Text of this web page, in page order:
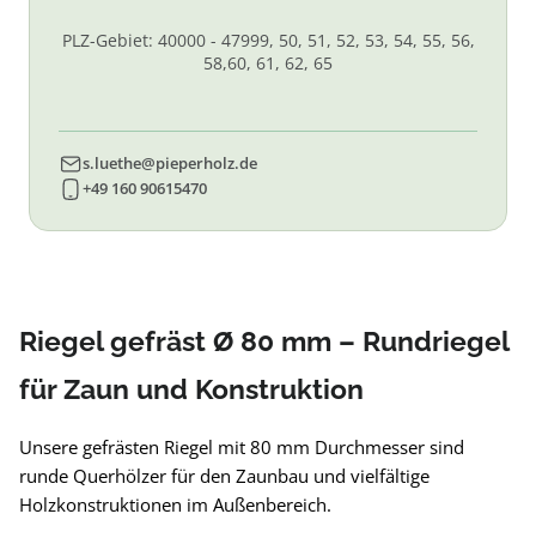
PLZ-Gebiet: 40000 - 47999, 50, 51, 52, 53, 54, 55, 56,
58,60, 61, 62, 65
s.luethe@pieperholz.de
+49 160 90615470
Riegel gefräst Ø 80 mm – Rundriegel
für Zaun und Konstruktion
Unsere gefrästen Riegel mit 80 mm Durchmesser sind
runde Querhölzer für den Zaunbau und vielfältige
Holzkonstruktionen im Außenbereich.